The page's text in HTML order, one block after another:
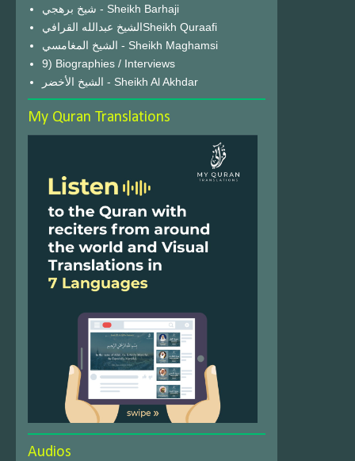
شيخ برهجي - Sheikh Barhaji
الشيخ عبدالله القرافيSheikh Quraafi
الشيخ المغامسي - Sheikh Maghamsi
9) Biographies / Interviews
الشيخ الأخضر - Sheikh Al Akhdar
My Quran Translations
Audios